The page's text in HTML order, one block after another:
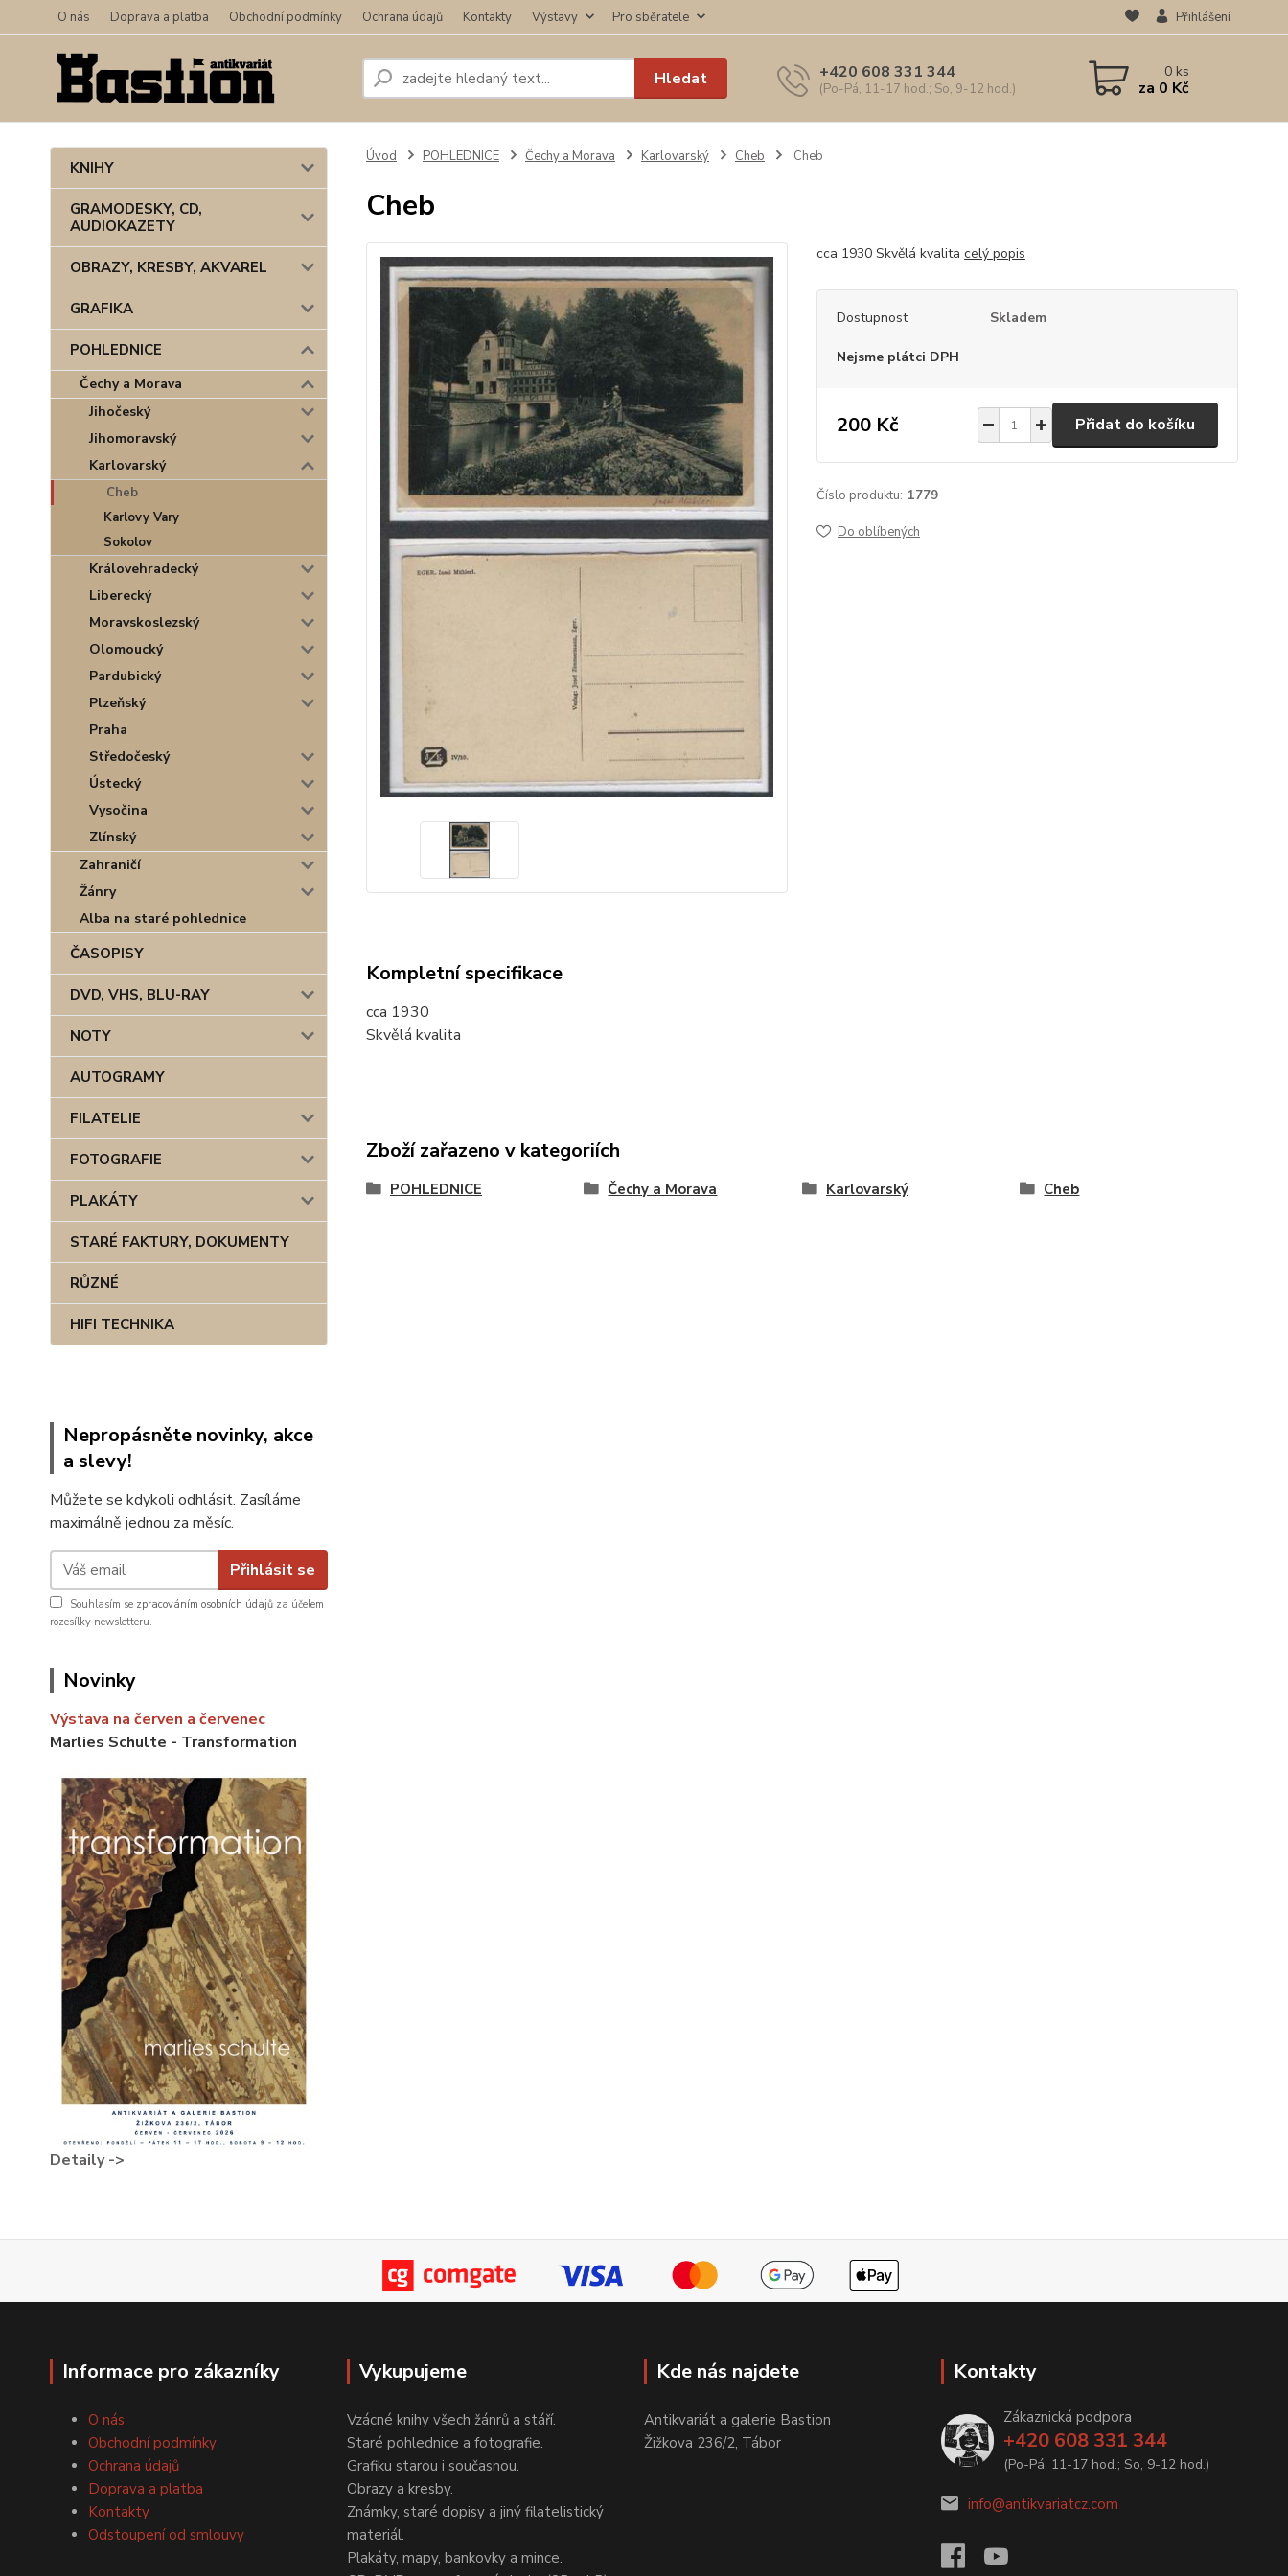
O nás Doprava a platba Obchodní podmínky Ochrana údajů Kontakty Výstavy Pro sběratele Přihlášení
Hledat +420 608 331 344
(Po-Pá, 11-17 hod.; So, 9-12 hod.)
0ks
za 0 Kč
KNIHY
GRAMODESKY, CD,
AUDIOKAZETY
OBRAZY, KRESBY, AKVAREL
GRAFIKA
POHLEDNICE
Čechy a Morava
Jihočeský
Jihomoravský
Karlovarský
Cheb
Karlovy Vary
Sokolov
Královehradecký
Liberecký
Moravskoslezský
Olomoucký
Pardubický
Plzeňský
Praha
Středočeský
Ústecký
Vysočina
Zlínský
Zahraničí
Žánry
Alba na staré pohlednice
ČASOPISY
DVD, VHS, BLU-RAY
NOTY
AUTOGRAMY
FILATELIE
FOTOGRAFIE
PLAKÁTY
STARÉ FAKTURY, DOKUMENTY
RŮZNÉ
HIFI TECHNIKA
Nepropásněte novinky, akce
a slevy!
Můžete se kdykoli odhlásit. Zasíláme
maximálně jednou za měsíc.
Přihlásit se
Souhlasím se zpracováním osobních údajů za účelem
rozesílky newsletteru.
Novinky
Výstava na červen a červenec
Marlies Schulte - Transformation
Detaily ->
Úvod POHLEDNICE Čechy a Morava Karlovarský Cheb Cheb
Cheb
cca 1930 Skvělá kvalita celý popis
Dostupnost Skladem
Nejsme plátci DPH
200 Kč Přidat do košíku
Číslo produktu: 1779
Do oblíbených
Kompletní specifikace
cca 1930
Skvělá kvalita
Zboží zařazeno v kategoriích
POHLEDNICE Čechy a Morava Karlovarský Cheb
Informace pro zákazníky
O nás
Obchodní podmínky
Ochrana údajů
Doprava a platba
Kontakty
Odstoupení od smlouvy
Vykupujeme
Vzácné knihy všech žánrů a stáří.
Staré pohlednice a fotografie.
Grafiku starou i současnou.
Obrazy a kresby.
Známky, staré dopisy a jiný filatelistický
materiál.
Plakáty, mapy, bankovky a mince.
Kde nás najdete
Antikvariát a galerie Bastion
Žižkova 236/2, Tábor
Kontakty
Zákaznická podpora
+420 608 331 344
(Po-Pá, 11-17 hod.; So, 9-12 hod.)
info@antikvariatcz.com